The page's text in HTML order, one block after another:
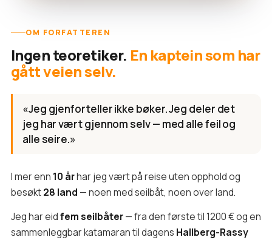
OM FORFATTEREN
Ingen teoretiker. En kaptein som har
gått veien selv.
«Jeg gjenforteller ikke bøker. Jeg deler det
jeg har vært gjennom selv — med alle feil og
alle seire.»
I mer enn 10 århar jeg vært på reise uten opphold og
besøkt28 land — noen med seilbåt, noen over land.
Jeg har eidfem seilbåter— fra den første til 1200 € og en
sammenleggbar katamaran til dagens Hallberg-Rassy